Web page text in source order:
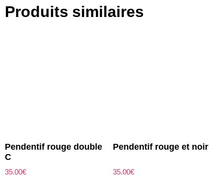
Produits similaires
Pendentif rouge double
C
35.00€
Pendentif rouge et noir
35.00€